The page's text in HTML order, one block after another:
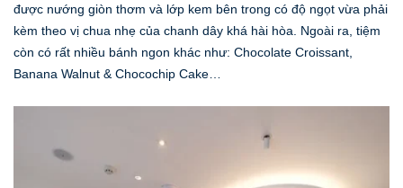
được nướng giòn thơm và lớp kem bên trong có độ ngọt vừa phải
kèm theo vị chua nhẹ của chanh dây khá hài hòa. Ngoài ra, tiệm
còn có rất nhiều bánh ngon khác như: Chocolate Croissant,
Banana Walnut & Chocochip Cake…